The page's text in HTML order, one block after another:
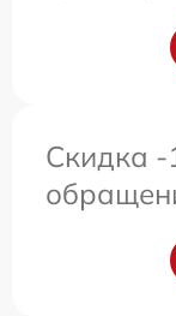
Скидка -